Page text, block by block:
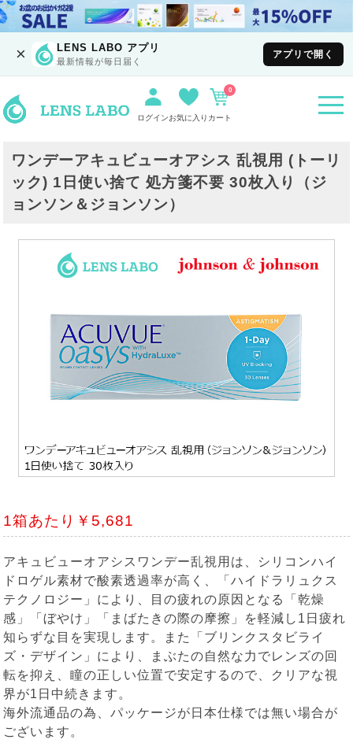
× LENS LABO アプリ
最新情報が毎日届く
アプリで開く
ログインお気に入り カート
0
ワンデーアキュビューオアシス 乱視用 (トーリ
ック) 1日使い捨て 処方箋不要 30枚入り（ジ
ョンソン＆ジョンソン）
1箱あたり￥5,681
アキュビューオアシスワンデー乱視用は、シリコンハイ
ドロゲル素材で酸素透過率が高く、「ハイドラリュクス
テクノロジー」により、目の疲れの原因となる「乾燥
感」「ぼやけ」「まばたきの際の摩擦」を軽減し1日疲れ
知らずな目を実現します。また「ブリンクスタビライ
ズ・デザイン」により、まぶたの自然な力でレンズの回
転を抑え、瞳の正しい位置で安定するので、クリアな視
界が1日中続きます。
海外流通品の為、パッケージが日本仕様では無い場合が
ございます。